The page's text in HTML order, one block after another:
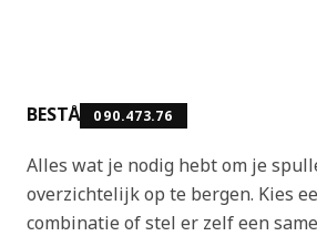
BESTÅ 090.473.76
Alles wat je nodig hebt om je
overzichtelijk op te bergen. Kies
combinatie of stel er zelf een